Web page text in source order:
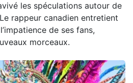
les spéculations autour de
rappeur canadien entretient
de ses fans,
morceaux.